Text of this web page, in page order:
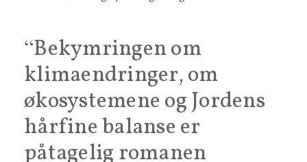
Bekymringen om
klimaendringer, om
økosystemene og Jordens
hårfine balanse er
påtagelig romanen